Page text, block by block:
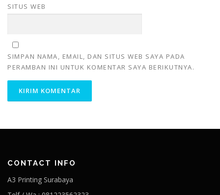
SITUS WEB
SIMPAN NAMA, EMAIL, DAN SITUS WEB SAYA PADA
PERAMBAN INI UNTUK KOMENTAR SAYA BERIKUTNYA.
CONTACT INFO
A3 Printing Surabaya